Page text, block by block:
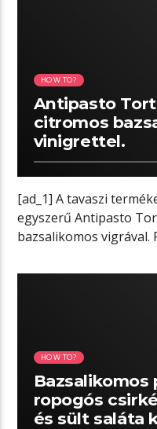
HOW TO?
Antipasto
citromos
vinigrettel.
[ad_1] A tavaszi
egyszerű Antipasto
bazsalikomos vigrával.
HOW TO?
Bazsalikomos
ropogós
és sült saláta